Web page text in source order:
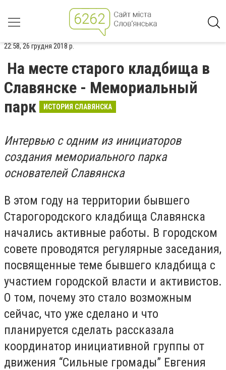
22:58, 26 грудня 2018 р.
На месте старого кладбища в
Славянске - Мемориальный
парк
ИСТОРИЯ СЛАВЯНСКА
Интервью с одним из инициаторов
создания мемориального парка
основателей Славянска
В этом году на территории бывшего
Старогородского кладбища Славянска
начались активные работы. В городском
совете проводятся регулярные заседания,
посвященные теме бывшего кладбища с
участием городской власти и активистов.
О том, почему это стало возможным
сейчас, что уже сделано и что
планируется сделать рассказала
координатор инициативной группы от
движения “Сильные громады” Евгения